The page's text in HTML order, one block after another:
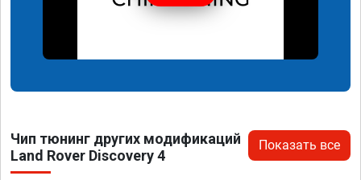
Чип тюнинг других модификаций
Land Rover Discovery 4
Показать все